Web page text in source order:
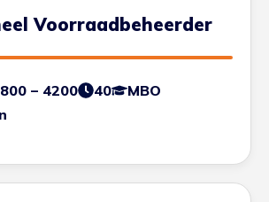
Voorraadbeheerder
– 4200 40
MBO